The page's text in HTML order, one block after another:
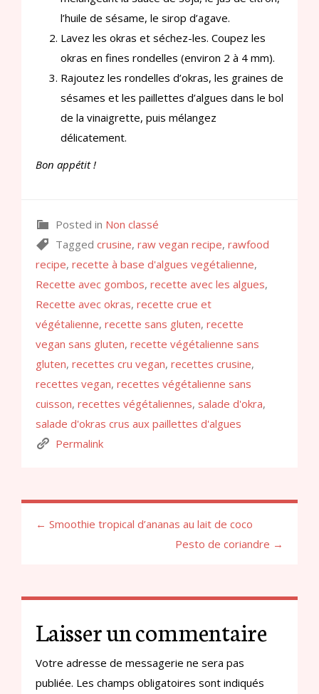
l’huile de sésame, le sirop d’agave.
Lavez les okras et séchez-les. Coupez les
okras en fines rondelles (environ 2 à 4 mm).
Rajoutez les rondelles d’okras, les graines de
sésames et les paillettes d’algues dans le bol
de la vinaigrette, puis mélangez
délicatement.
Bon appétit !
Posted in Non classé
Tagged crusine, raw vegan recipe, rawfood
recipe, recette à base d'algues vegétalienne,
Recette avec gombos, recette avec les algues,
Recette avec okras, recette crue et
végétalienne, recette sans gluten, recette
vegan sans gluten, recette végétalienne sans
gluten, recettes cru vegan, recettes crusine,
recettes vegan, recettes végétalienne sans
cuisson, recettes végétaliennes, salade d'okra,
salade d'okras crus aux paillettes d'algues
Permalink
← Smoothie tropical d’ananas au lait de coco
Pesto de coriandre →
Laisser un commentaire
Votre adresse de messagerie ne sera pas
publiée. Les champs obligatoires sont indiqués